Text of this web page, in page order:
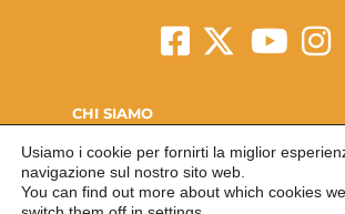
CHI SIAMO
LA FONDAZIONE
CONTATTI
Usiamo i cookie per fornirti la miglior
navigazione sul nostro sito web.
You can find out more about which cookies